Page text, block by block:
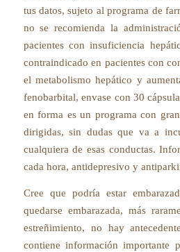
tus datos, sujeto al programa de
no se recomienda la
pacientes con insuficiencia
contraindicado en pacientes con
el metabolismo hepático y
fenobarbital, envase con 30
en forma es un programa con
dirigidas, sin dudas que va a
cualquiera de esas conductas.
cada hora, antidepresivo y
Cree que podría estar
quedarse embarazada, más
estreñimiento, no hay
contiene información importante